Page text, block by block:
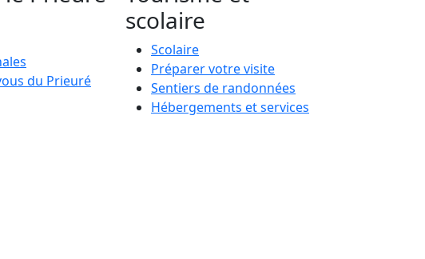
du Prieuré
scolaire
Scolaire
Préparer votre visite
Sentiers de randonnées
Hébergements et services